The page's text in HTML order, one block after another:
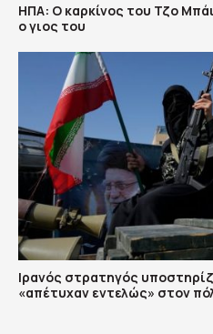
ΗΠΑ: Ο καρκίνος του Τζο
ο γιος του
Ιρανός στρατηγός
«απέτυχαν εντελώς» στον